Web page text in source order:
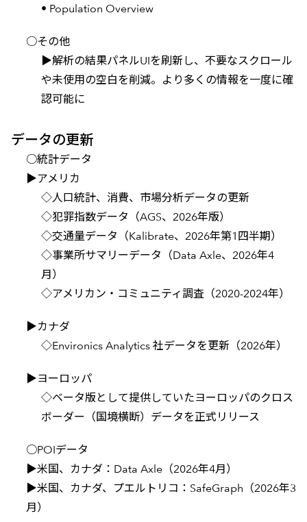
• Population Overview
○その他
▶解析の結果パネルUIを刷新し、不要なスクロール
や未使用の空白を削減。より多くの情報を一度に確
認可能に
データの更新
○統計データ
▶アメリカ
◇人口統計、消費、市場分析データの更新
◇犯罪指数データ（AGS、2026年版）
◇交通量データ（Kalibrate、2026年第1四半期）
◇事業所サマリーデータ（Data Axle、2026年4
月）
◇アメリカン・コミュニティ調査（2020-2024年）
▶カナダ
◇Environics Analytics 社データを更新（2026年）
▶ヨーロッパ
◇ベータ版として提供していたヨーロッパのクロス
ボーダー（国境横断）データを正式リリース
○POIデータ
▶米国、カナダ：Data Axle（2026年4月）
▶米国、カナダ、プエルトリコ：SafeGraph（2026年3
月）